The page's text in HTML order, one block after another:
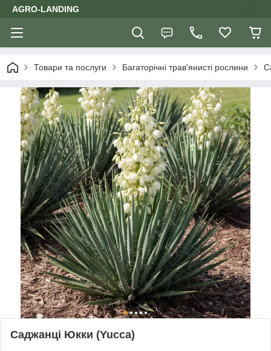
AGRO-LANDING
Товари та послуги Багаторічні трав'янисті рослини
Саджанці Юкки (Yucca)